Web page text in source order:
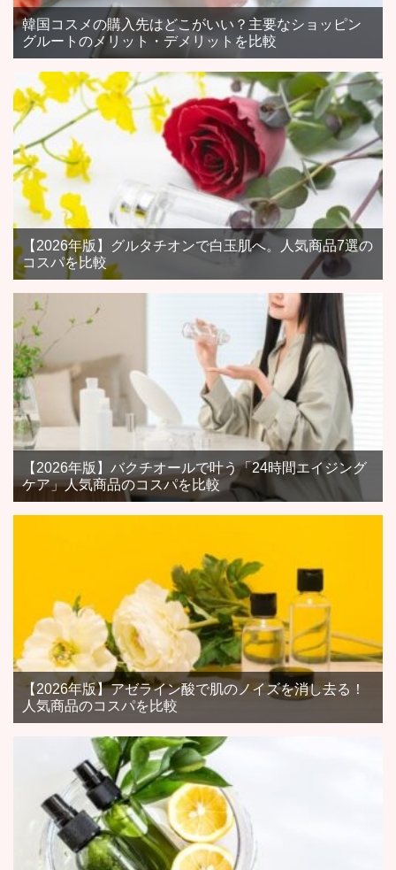
韓国コスメの購入先はどこがいい？主要なショッピン
グルートのメリット・デメリットを比較
【2026年版】グルタチオンで白玉肌へ。人気商品7選の
コスパを比較
【2026年版】バクチオールで叶う「24時間エイジング
ケア」人気商品のコスパを比較
【2026年版】アゼライン酸で肌のノイズを消し去る！
人気商品のコスパを比較